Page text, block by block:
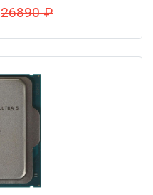
26890 ₽